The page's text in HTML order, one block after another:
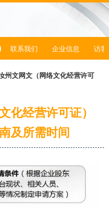
联系我们 企业信息 访客
州文网文（网络文化经营许可
化经营许可证）
及所需时间